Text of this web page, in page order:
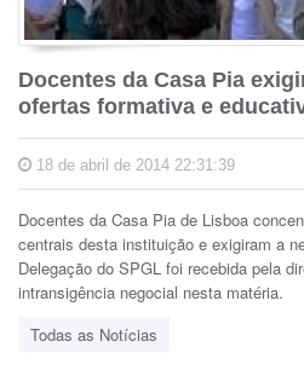
Docentes da Casa Pia
ofertas formativa e
18 de abril de 2014 22:31:39
Docentes da Casa Pia de Lisboa
centrais desta instituição e exigiram a
Delegação do SPGL foi recebida pela
intransigência negocial nesta matéria.
Todas as Notícias